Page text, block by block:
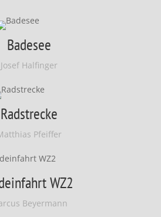
Badesee
Josef Halfinger
Radstrecke
Pfeiffer
WZ2
Beyermann